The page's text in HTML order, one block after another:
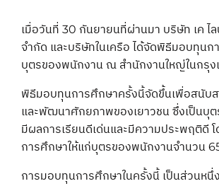
เมื่อวันที่ 30 กันยายนที่ผ่านมา บริษัท เค ไล
จำกัด และบริษัทในเครือ ได้จัดพิธีมอบทุนก
บุตรของพนักงาน ณ สำนักงานใหญ่ในกรุง
พิธีมอบทุนการศึกษาครั้งนี้จัดขึ้นเพื่อสนับ
และพัฒนาศักยภาพของเยาวชน ซึ่งเป็นบุ
มีผลการเรียนดีเด่นและมีความประพฤติดี
การศึกษาให้แก่บุตรของพนักงานจำนวน
การมอบทุนการศึกษาในครั้งนี้ เป็นส่วนหนึ่